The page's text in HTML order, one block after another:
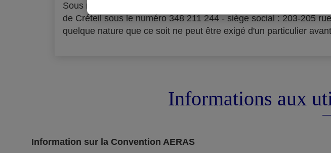
Sous réserve d'acceptation par l'organisme prêteur : AXA
de Créteil sous le numéro 348 211 244 - siège social : 203-205
quelque nature que ce soit ne peut être exigé d'un particulier
Informations aux
Information sur la Convention AERAS